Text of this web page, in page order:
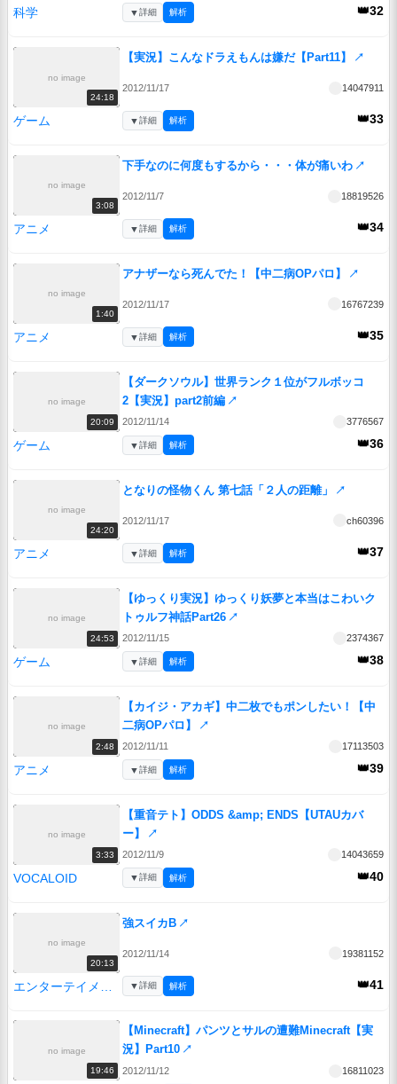
科学 👑32
▼詳細 解析
no image
24:18
【実況】こんなドラえもんは嫌だ【Part11】 ↗
2012/11/17 14047911
ゲーム 👑33
▼詳細 解析
no image
3:08
下手なのに何度もするから・・・体が痛いわ ↗
2012/11/7 18819526
アニメ 👑34
▼詳細 解析
no image
1:40
アナザーなら死んでた！【中二病OPパロ】 ↗
2012/11/17 16767239
アニメ 👑35
▼詳細 解析
no image
20:09
【ダークソウル】世界ランク１位がフルボッコ
2【実況】part2前編 ↗
2012/11/14 3776567
ゲーム 👑36
▼詳細 解析
no image
24:20
となりの怪物くん 第七話「２人の距離」 ↗
2012/11/17 ch60396
アニメ 👑37
▼詳細 解析
no image
24:53
【ゆっくり実況】ゆっくり妖夢と本当はこわいク
トゥルフ神話Part26 ↗
2012/11/15 2374367
ゲーム 👑38
▼詳細 解析
no image
2:48
【カイジ・アカギ】中二枚でもポンしたい！【中
二病OPパロ】
↗
2012/11/11 17113503
アニメ 👑39
▼詳細 解析
no image
3:33
【重音テト】ODDS &amp; ENDS【UTAUカバ
ー】
↗
2012/11/9 14043659
VOCALOID 👑40
▼詳細 解析
no image
20:13
強スイカB ↗
2012/11/14 19381152
👑41
▼詳細 解析
no image
19:46
【Minecraft】パンツとサルの遭難Minecraft【実
況】Part10 ↗
2012/11/12 16811023